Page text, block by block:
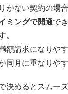
がない契約の場
ミングで開通で
。
額請求になりや
同月に重なりやす
決めるとスムーズ